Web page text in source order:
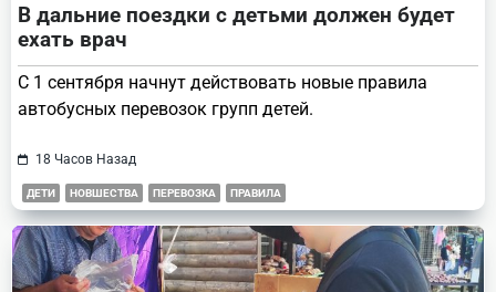
В дальние поездки с детьми должен будет
ехать врач
С 1 сентября начнут действовать новые правила
автобусных перевозок групп детей.
18 Часов Назад
ДЕТИ НОВШЕСТВА ПЕРЕВОЗКА ПРАВИЛА